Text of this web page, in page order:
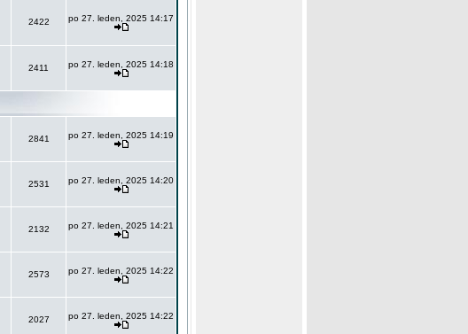
2422 po 27. leden, 2025 14:17
2411 po 27. leden, 2025 14:18
2841 po 27. leden, 2025 14:19
2531 po 27. leden, 2025 14:20
2132 po 27. leden, 2025 14:21
2573 po 27. leden, 2025 14:22
2027 po 27. leden, 2025 14:22